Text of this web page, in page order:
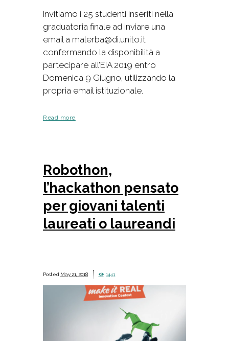
Invitiamo i 25 studenti inseriti nella
graduatoria finale ad inviare una
email a malerba@di.unito.it
confermando la disponibilità a
partecipare all’EIA 2019 entro
Domenica 9 Giugno, utilizzando la
propria email istituzionale.
Read more
Robothon,
l’hackathon pensato
per giovani talenti
laureati o laureandi
May 21, 2018 1441